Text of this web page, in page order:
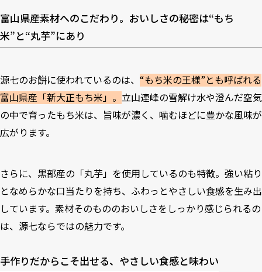
富山県産素材へのこだわり。おいしさの秘密は“もち
米”と“丸芋”にあり
源七のお餅に使われているのは、 “もち米の王様”とも呼ばれる
富山県産「新大正もち米」。 立山連峰の雪解け水や澄んだ空気
の中で育ったもち米は、旨味が濃く、噛むほどに豊かな風味が
広がります。
さらに、黒部産の「丸芋」を使用しているのも特徴。強い粘り
となめらかな口当たりを持ち、ふわっとやさしい食感を生み出
しています。素材そのもののおいしさをしっかり感じられるの
は、源七ならではの魅力です。
手作りだからこそ出せる、やさしい食感と味わい